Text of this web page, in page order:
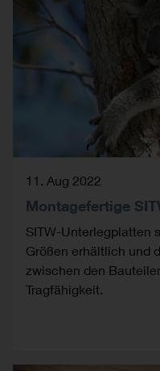
11. Aug 2022
Montagefertige
SITW-Unterlegplatten
Größen erhältlich und
zwischen den
Tragfähigkeit.